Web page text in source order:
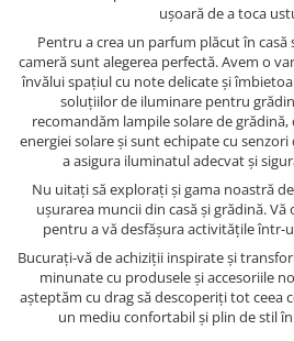
ușoară de a toca
Pentru a crea un parfum plăcut în
cameră sunt alegerea perfectă. Avem o
învălui spațiul cu note delicate și
soluțiilor de iluminare pentru
recomandăm lampile solare de
energiei solare și sunt echipate cu
a asigura iluminatul adecvat și
Nu uitați să explorați și gama noastră
ușurarea muncii din casă și grădină.
pentru a vă desfășura activitățile într-
Bucurați-vă de achiziții inspirate și
minunate cu produsele și accesoriile
așteptăm cu drag să descoperiți tot ceea
un mediu confortabil și plin de stil